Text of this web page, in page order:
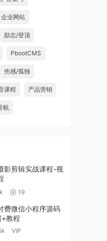
企业网站
励志/登顶
PbootCMS
伤感/孤独
课程 产品营销
航
影剪辑实战课程-视
19
费微信小程序源码
教程
VIP